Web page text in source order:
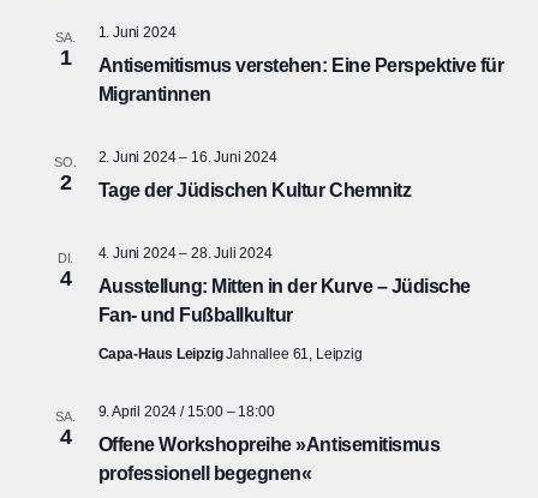
SA.
1
Antisemitismus verstehen: Eine Perspektive für
Migrantinnen
1. Juni 2024
SO.
2 Tage der Jüdischen Kultur Chemnitz
2. Juni 2024– 16. Juni 2024
DI.
4
Ausstellung: Mitten in der Kurve – Jüdische
Fan- und Fußballkultur
4. Juni 2024– 28. Juli 2024
Capa-Haus LeipzigJahnallee 61, Leipzig
SA.
4
Offene Workshopreihe »Antisemitismus
professionell begegnen«
9. April 2024 / 15:00– 18:00